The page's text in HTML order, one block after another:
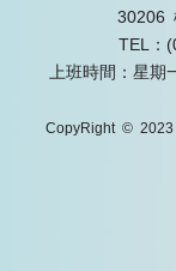
30206
TEL：
上班時間：星期
CopyRight © 2023